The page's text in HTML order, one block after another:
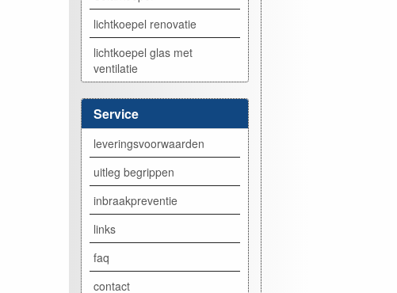
lichtkoepel renovatie
lichtkoepel glas met
ventilatie
Service
leveringsvoorwaarden
uitleg begrippen
inbraakpreventie
links
faq
contact